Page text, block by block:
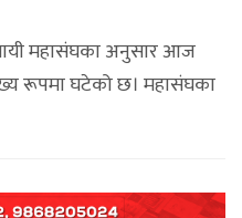
महासंघका अनुसार आज
रूपमा घटेको छ। महासंघका
दुई लाख ८४ हजार